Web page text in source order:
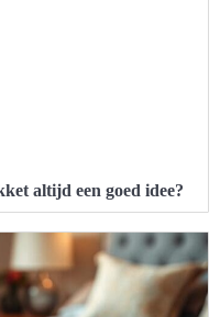
altijd een goed idee?